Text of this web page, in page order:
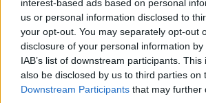
interest-based ads based on personal
us or personal information disclosed to
your opt-out. You may separately opt-out
disclosure of your personal information
IAB’s list of downstream participants.
also be disclosed by us to third parties on
Downstream Participants that may further
Kürbis-Gugelhupf mit Zimtguss
Leicht
Heidelbeer Gugelhupf
Leicht